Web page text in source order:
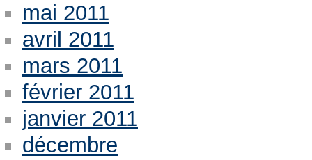
mai 2011
avril 2011
mars 2011
février 2011
janvier 2011
décembre